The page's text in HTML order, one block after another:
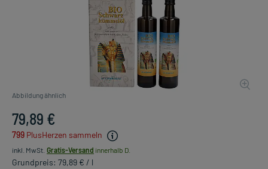
Abbildung ähnlich
79,89 €
799 PlusHerzen sammeln
inkl. MwSt. Gratis-Versand innerhalb D.
Grundpreis: 79,89 € / l